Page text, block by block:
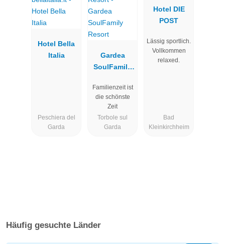
Hotel Bella
Italia
Peschiera del
Garda
Gardea
SoulFamily
Familienzeit ist
die schönste
Zeit
Torbole sul
Garda
Hotel DIE
POST
Lässig sportlich.
Vollkommen
relaxed.
Bad
Kleinkirchheim
Häufig gesuchte Länder